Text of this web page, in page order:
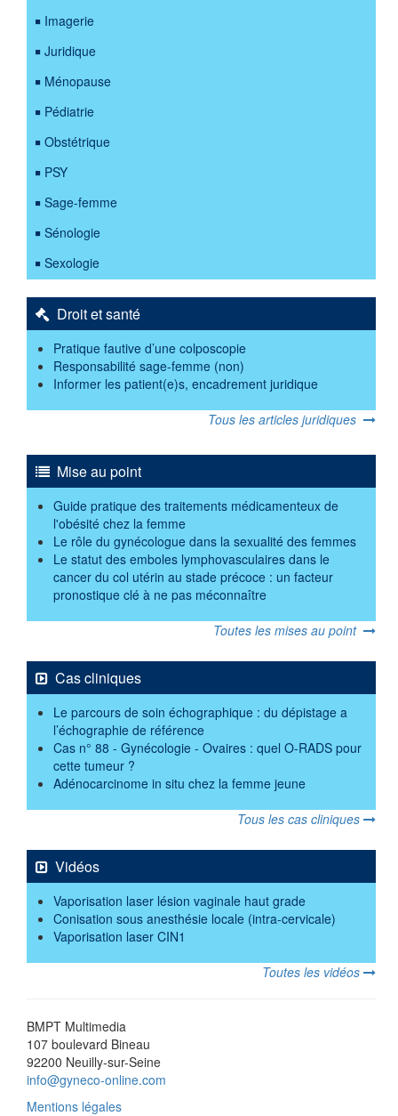
Imagerie
Juridique
Ménopause
Pédiatrie
Obstétrique
PSY
Sage-femme
Sénologie
Sexologie
Droit et santé
Pratique fautive d’une colposcopie
Responsabilité sage-femme (non)
Informer les patient(e)s, encadrement juridique
Tous les articles juridiques
Mise au point
Guide pratique des traitements médicamenteux de
l'obésité chez la femme
Le rôle du gynécologue dans la sexualité des femmes
Le statut des emboles lymphovasculaires dans le
cancer du col utérin au stade précoce : un facteur
pronostique clé à ne pas méconnaître
Toutes les mises au point
Cas cliniques
Le parcours de soin échographique : du dépistage a
l’échographie de référence
Cas n° 88 - Gynécologie - Ovaires : quel O-RADS pour
cette tumeur ?
Adénocarcinome in situ chez la femme jeune
Tous les cas cliniques
Vidéos
Vaporisation laser lésion vaginale haut grade
Conisation sous anesthésie locale (intra-cervicale)
Vaporisation laser CIN1
Toutes les vidéos
BMPT Multimedia
107 boulevard Bineau
92200 Neuilly-sur-Seine
info@gyneco-online.com
Mentions légales